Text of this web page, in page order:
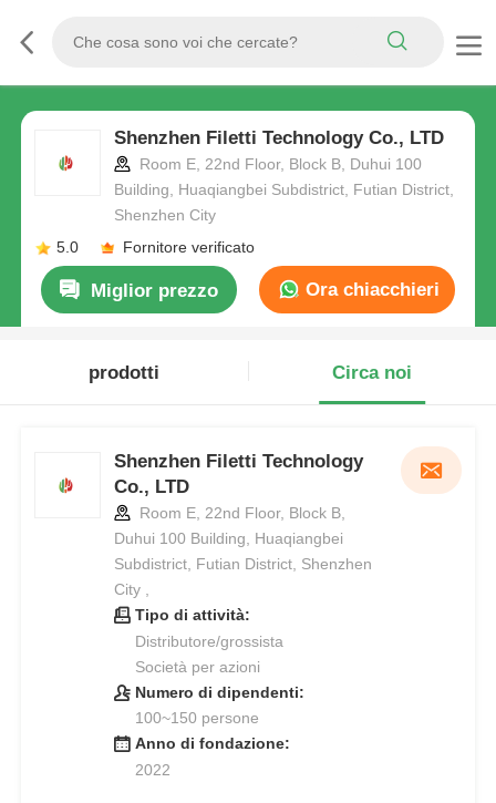
Shenzhen Filetti Technology Co., LTD
Room E, 22nd Floor, Block B, Duhui 100
Building, Huaqiangbei Subdistrict, Futian District,
Shenzhen City
5.0
Fornitore verificato
Miglior prezzo Ora chiacchieri
prodotti Circa noi
Shenzhen Filetti Technology
Co., LTD
Room E, 22nd Floor, Block B,
Duhui 100 Building, Huaqiangbei
Subdistrict, Futian District, Shenzhen
City ,
Tipo di attività:
Distributore/grossista
Società per azioni
Numero di dipendenti:
100~150 persone
Anno di fondazione:
2022